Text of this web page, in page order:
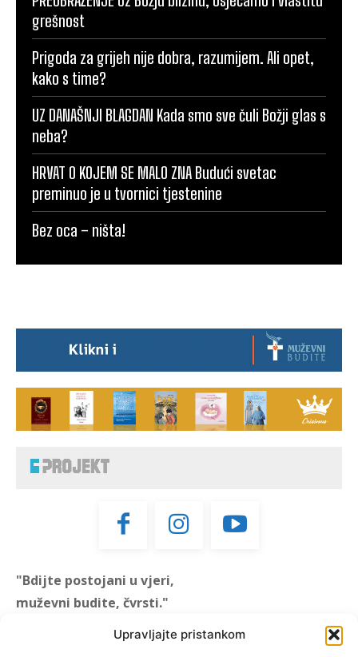
Upravljajte pristankom
grešnost
Prigoda za grijeh nije dobra, razumijem. Ali opet,
kako s time?
UZ DANAŠNJI BLAGDAN Kada smo sve čuli Božji glas s
neba?
HRVAT O KOJEM SE MALO ZNA Budući svetac
preminuo je u tvornici tjestenine
Bez oca – ništa!
"Bdijte postojani u vjeri,
muževni budite, čvrsti."